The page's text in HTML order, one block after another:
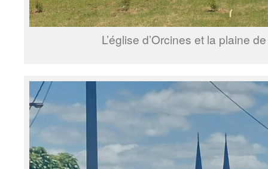
L’église d’Orcines et la plaine